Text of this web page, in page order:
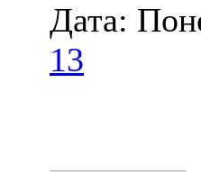
Дата:
13